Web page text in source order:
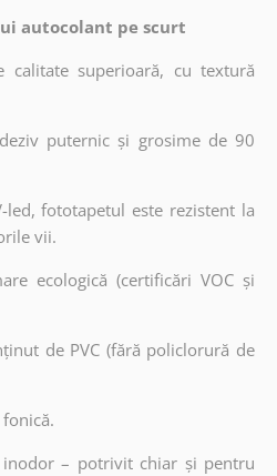
autocolant pe scurt
calitate superioară, cu textură
puternic și grosime de 90
fototapetul este rezistent la
vii.
ecologică (certificări VOC și
de PVC (fără policlorură de
inodor – potrivit chiar și pentru